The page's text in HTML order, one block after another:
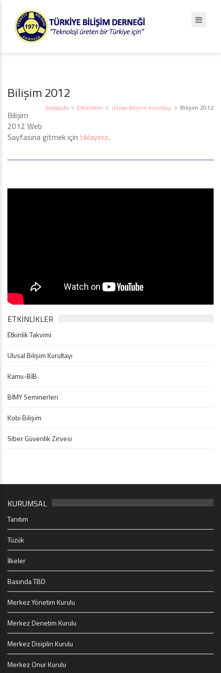
Bilişim 2012
Anasayfa Etkinlikler Ulusal Bilişim Kurultayı Bilişim 2012
Bilişim
2012 Web
Sayfasına gitmek için tıklayınız.
ETKINLIKLER
Etkinlik Takvimi
Ulusal Bilişim Kurultayı
Kamu-BİB
BİMY Seminerleri
Kobi Bilişim
Siber Güvenlik Zirvesi
KURUMSAL
Tanıtım
Tüzük
İlkeler
Basında TBD
Merkez Yönetim Kurulu
Merkez Denetim Kurulu
Merkez Disiplin Kurulu
Merkez Onur Kurulu